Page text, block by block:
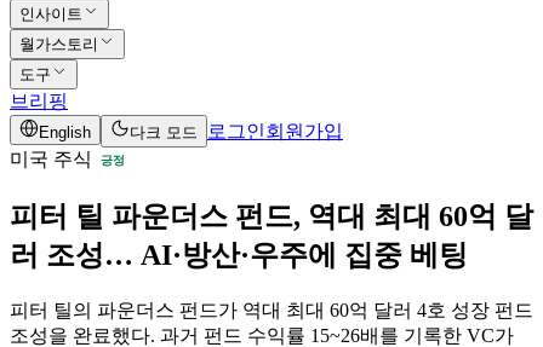
인사이트
월가스토리
도구
브리핑
English 다크 모드 로그인회원가입
미국 주식
긍정
피터 틸 파운더스 펀드, 역대 최대 60억 달
러 조성… AI·방산·우주에 집중 베팅
피터 틸의 파운더스 펀드가 역대 최대 60억 달러 4호 성장 펀드
조성을 완료했다. 과거 펀드 수익률 15~26배를 기록한 VC가